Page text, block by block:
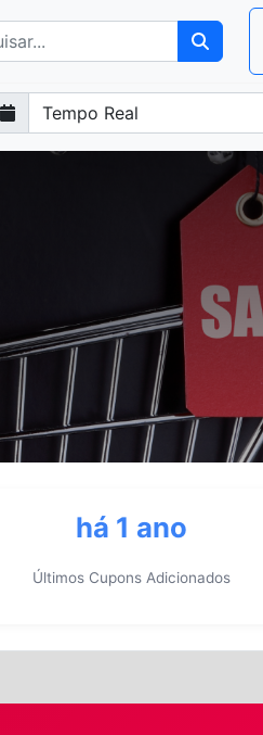
há 1 ano
Últimos Cupons Adicionados